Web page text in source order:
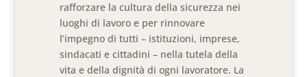
rafforzare la cultura della sicurezza nei
luoghi di lavoro e per rinnovare
l’impegno di tutti – istituzioni, imprese,
sindacati e cittadini – nella tutela della
vita e della dignità di ogni lavoratore. La